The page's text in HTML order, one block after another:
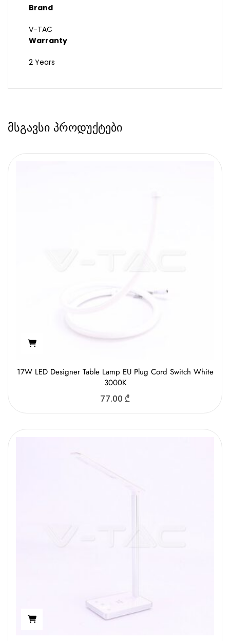
Brand
V-TAC
Warranty
2 Years
მსგავსი პროდუქტები
17W LED Designer Table Lamp EU Plug Cord Switch White
3000K
77.00 ₾